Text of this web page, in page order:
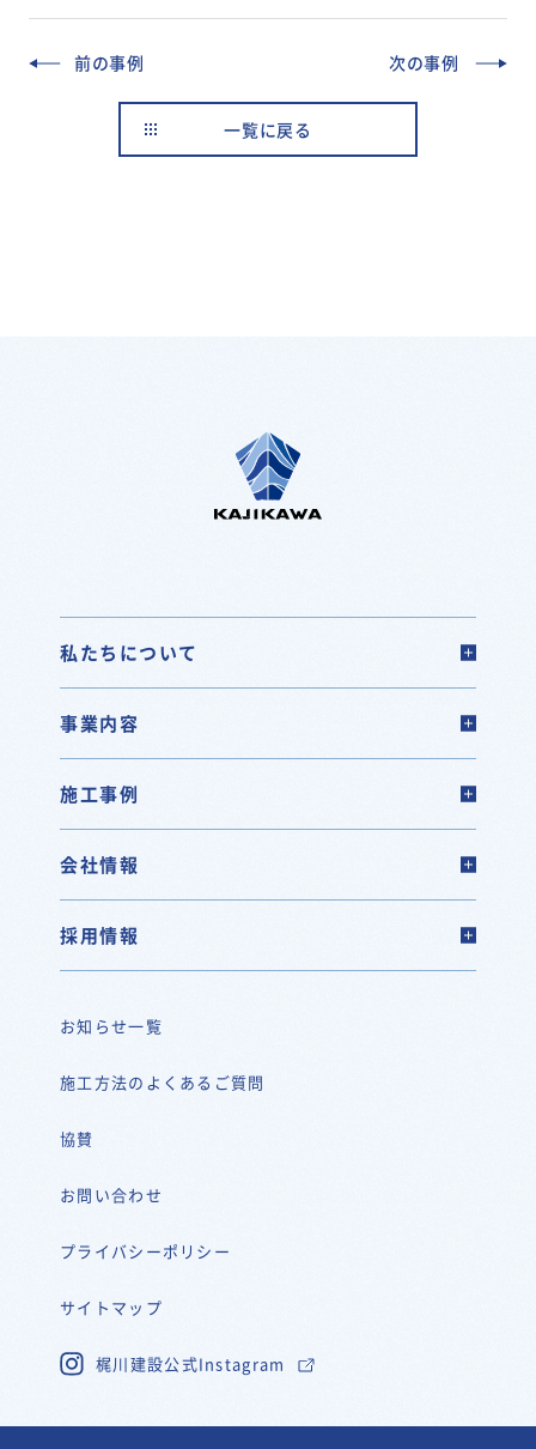
前の事例 次の事例
一覧に戻る
私たちについて
事業内容
施工事例
会社情報
採用情報
お知らせ一覧
施工方法のよくあるご質問
協賛
お問い合わせ
プライバシーポリシー
サイトマップ
梶川建設公式Instagram